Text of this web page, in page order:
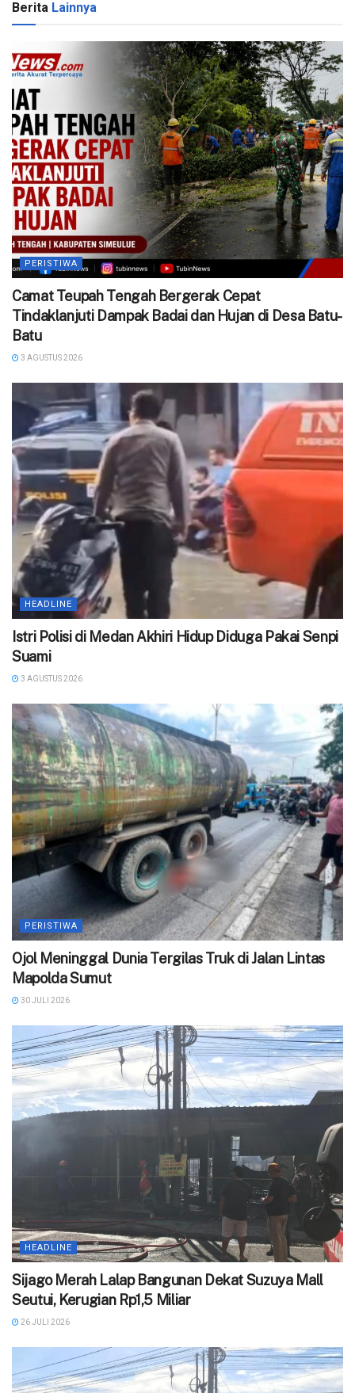
Berita Lainnya
PERISTIWA
Camat Teupah Tengah Bergerak Cepat
Tindaklanjuti Dampak Badai dan Hujan di Desa Batu-
Batu
3 AGUSTUS 2026
HEADLINE
‎Istri Polisi di Medan Akhiri Hidup Diduga Pakai Senpi
Suami
3 AGUSTUS 2026
PERISTIWA
Ojol Meninggal Dunia Tergilas Truk di Jalan Lintas
Mapolda Sumut
30 JULI 2026
HEADLINE
Sijago Merah Lalap Bangunan Dekat Suzuya Mall
Seutui, Kerugian Rp1,5 Miliar
26 JULI 2026